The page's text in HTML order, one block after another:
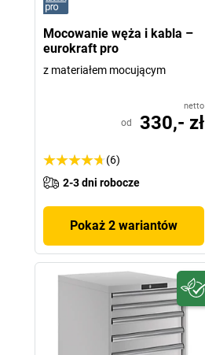
Mocowanie węża i kabla –
eurokraft pro
z materiałem mocującym
netto
od 330,- zł
(6)
2-3 dni robocze
Pokaż 2 wariantów